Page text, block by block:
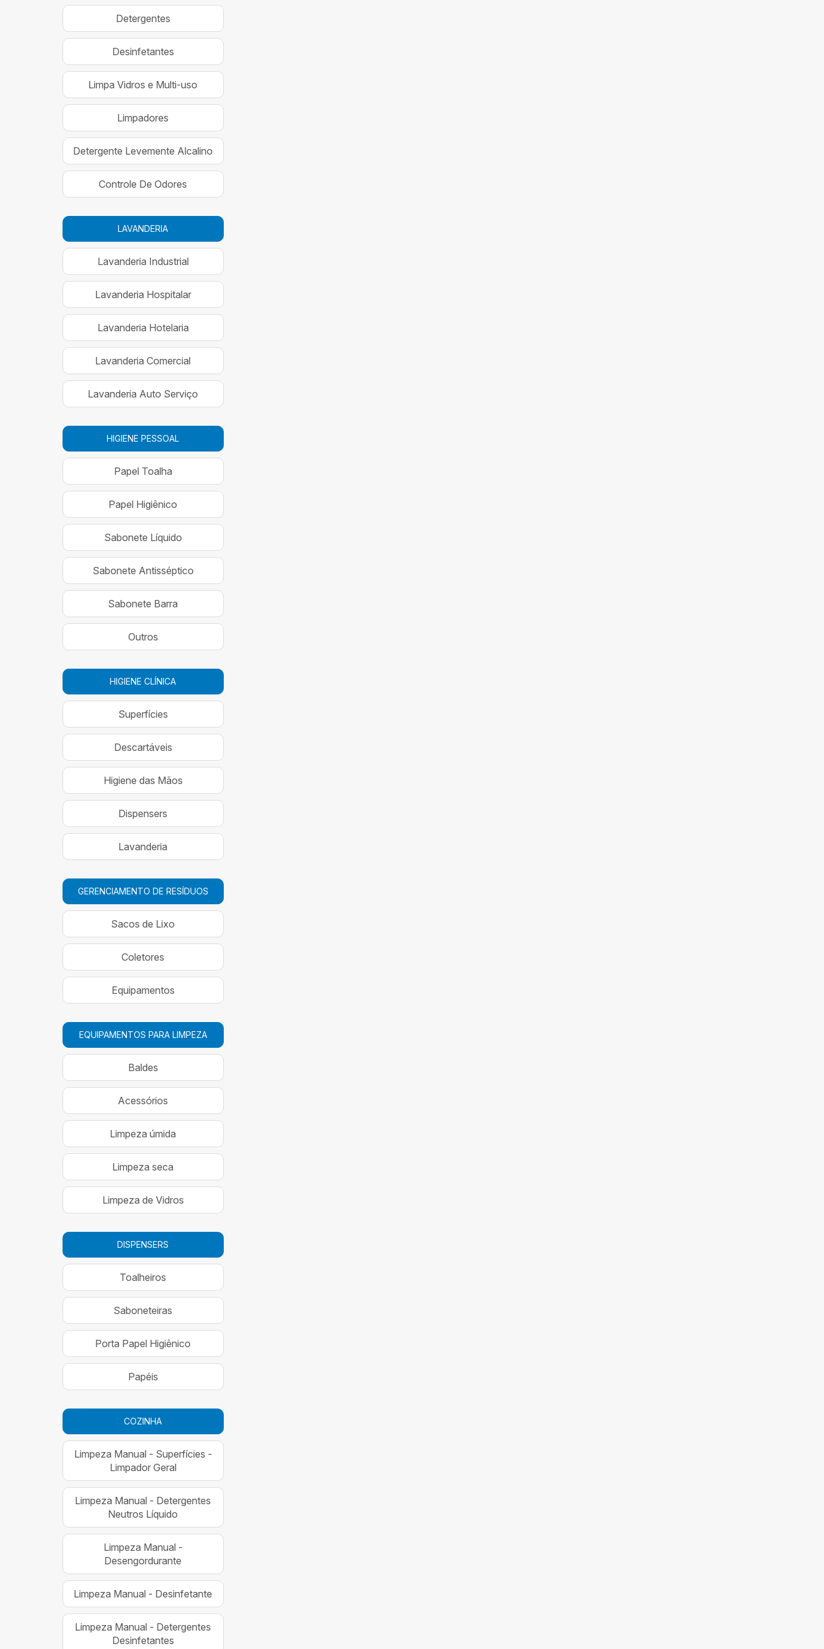
Detergentes
Desinfetantes
Limpa Vidros e Multi-uso
Limpadores
Detergente Levemente Alcalino
Controle De Odores
LAVANDERIA
Lavanderia Industrial
Lavanderia Hospitalar
Lavanderia Hotelaria
Lavanderia Comercial
Lavanderia Auto Serviço
HIGIENE PESSOAL
Papel Toalha
Papel Higiênico
Sabonete Líquido
Sabonete Antisséptico
Sabonete Barra
Outros
HIGIENE CLÍNICA
Superfícies
Descartáveis
Higiene das Mãos
Dispensers
Lavanderia
GERENCIAMENTO DE RESÍDUOS
Sacos de Lixo
Coletores
Equipamentos
EQUIPAMENTOS PARA LIMPEZA
Baldes
Acessórios
Limpeza úmida
Limpeza seca
Limpeza de Vidros
DISPENSERS
Toalheiros
Saboneteiras
Porta Papel Higiênico
Papéis
COZINHA
Limpeza Manual - Superfícies -
Limpador Geral
Limpeza Manual - Detergentes
Neutros Líquido
Limpeza Manual -
Desengordurante
Limpeza Manual - Desinfetante
Limpeza Manual - Detergentes
Desinfetantes